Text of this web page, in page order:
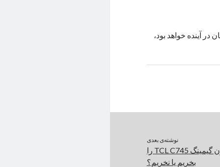
آینده خواهد بود،
نوشته‌ی بعدی
تماشا کنید: تلویزیون گیمینگ TCL C745 را
بخریم یا نخریم؟